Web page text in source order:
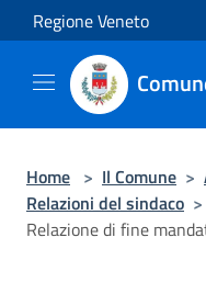
Salta al contenuto principale
Regione Veneto
Home > Il Comune >
Relazioni del sindaco >
Relazione di fine